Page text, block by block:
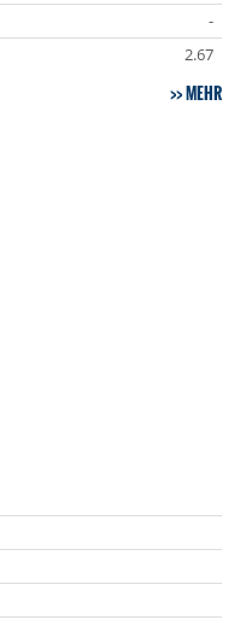
-
2.67
MEHR